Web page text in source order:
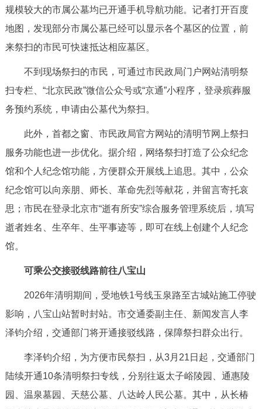
多语种
ENGLISH 한국어
DEUTSCH FRANÇAIS РУССКИЙ ЯЗЫК
ITALIANO
规模较大的市属公墓均已开通手机导航功能。记者打开百度
地图，发现部分市属公墓已经可以显示各个墓区的位置，前
来祭扫的市民可快速抵达相应墓区。
不到现场祭扫的市民，可通过市民政局门户网站清明祭
扫专栏、“北京民政”微信公众号或“京通”小程序，登录殡葬服
务预约系统，申请由公墓代为祭扫。
此外，首都之窗、市民政局官方网站的清明节网上祭扫
服务功能也进一步优化。据介绍，网络祭扫打造了公众纪念
馆和个人纪念馆功能，方便群众开展线上追思。其中，公众
纪念馆可以向亲朋、师长、革命先烈等献花，并留言寄托哀
思；市民在登录北京市“逝有所安”综合服务管理系统后，填写
逝者姓名、生卒年、生平事迹等，即可在线上创建个人纪念
馆。
可乘公交接驳线路前往八宝山
2026年清明期间，受地铁1号线玉泉路至古城站施工停驶
影响，八宝山站暂时封站。市交通委副主任、新闻发言人李
泽钧介绍，交通部门将开通接驳线路，保障祭扫群众出行。
李泽钧介绍，为方便市民祭扫，从3月21日起，交通部门
陆续开通10条清明祭扫专线，分别往返太子峪陵园、通惠陵
园、温泉墓园、天慈公墓、八达岭人民公墓。其中，从长椿